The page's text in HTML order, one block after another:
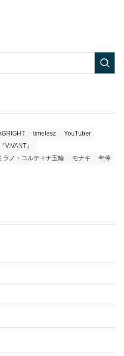
timelesz
YouTuber
VIVANT』
ラノ・コルティナ五輪 モナキ
年俸